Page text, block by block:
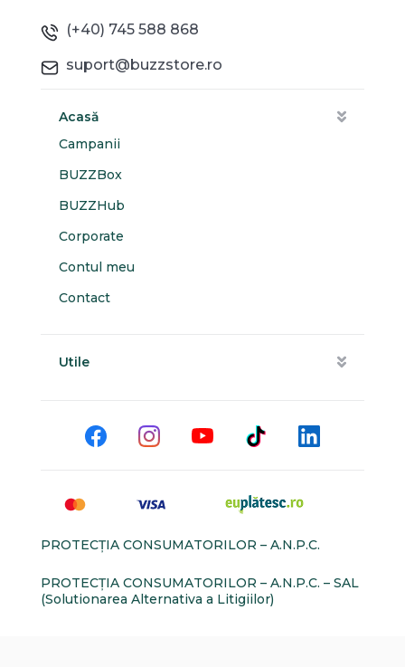
(+40) 745 588 868
suport@buzzstore.ro
Acasă
Campanii
BUZZBox
BUZZHub
Corporate
Contul meu
Contact
Utile
PROTECŢIA CONSUMATORILOR – A.N.P.C.
PROTECŢIA CONSUMATORILOR – A.N.P.C. – SAL
(Solutionarea Alternativa a Litigiilor)